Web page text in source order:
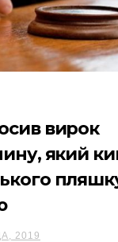
вирок
який
2019